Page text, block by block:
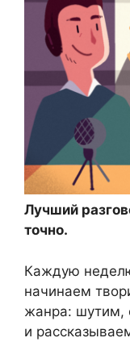
Лучший
точно.
Каждую
начинаем
жанра: шутим,
и